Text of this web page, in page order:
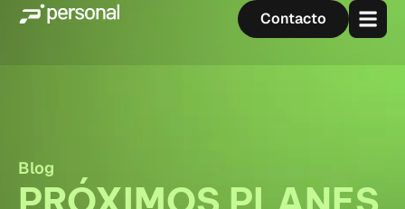
Contacto
Blog